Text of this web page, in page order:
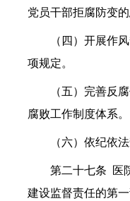
党员干部拒腐防变
（四）开展作
项规定。
（五）完善反
腐败工作制度体系。
（六）依纪依
第二十七条 医
建设监督责任的第